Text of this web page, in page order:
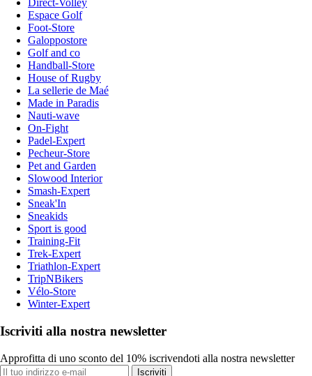
Direct-Volley
Espace Golf
Foot-Store
Galoppostore
Golf and co
Handball-Store
House of Rugby
La sellerie de Maé
Made in Paradis
Nauti-wave
On-Fight
Padel-Expert
Pecheur-Store
Pet and Garden
Slowood Interior
Smash-Expert
Sneak'In
Sneakids
Sport is good
Training-Fit
Trek-Expert
Triathlon-Expert
TripNBikers
Vélo-Store
Winter-Expert
Iscriviti alla nostra newsletter
Approfitta di uno sconto del 10% iscrivendoti alla nostra newsletter
Iscriviti